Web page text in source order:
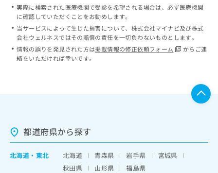
実際に検索された医療機関で受診を希望される場合は、必ず医療機関
に確認していただくことをお勧めします。
当サービスによって生じた損害について、株式会社マイナビ及び株式
会社ウェルネスではその賠償の責任を一切負わないものとします。
情報の誤りを発見された方は掲載情報の修正依頼フォーム
からご連
絡をいただければ幸いです。
都道府県から探す
北海道 ・ 東北 北海道 青森県 岩手県
宮城県
秋田県
山形県
福島県